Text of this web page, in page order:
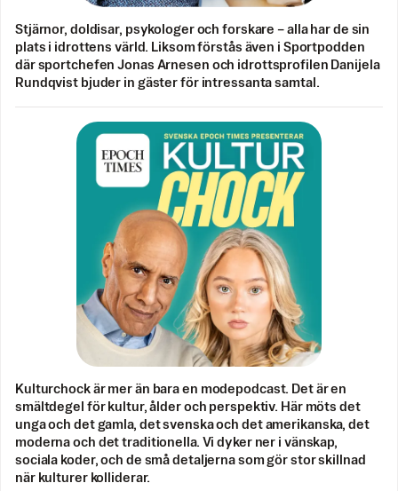
Stjärnor, doldisar, psykologer och forskare – alla har de sin
plats i idrottens värld. Liksom förstås även i Sportpodden
där sportchefen Jonas Arnesen och idrottsprofilen Danijela
Rundqvist bjuder in gäster för intressanta samtal.
Kulturchock är mer än bara en modepodcast. Det är en
smältdegel för kultur, ålder och perspektiv. Här möts det
unga och det gamla, det svenska och det amerikanska, det
moderna och det traditionella. Vi dyker ner i vänskap,
sociala koder, och de små detaljerna som gör stor skillnad
när kulturer kolliderar.